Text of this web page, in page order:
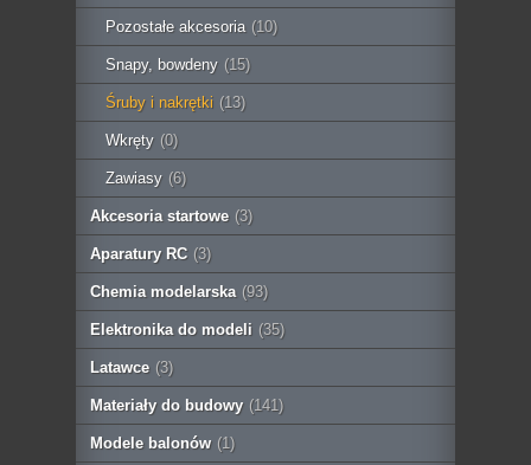
Pozostałe akcesoria (10)
Snapy, bowdeny (15)
Śruby i nakrętki (13)
Wkręty (0)
Zawiasy (6)
Akcesoria startowe (3)
Aparatury RC (3)
Chemia modelarska (93)
Elektronika do modeli (35)
Latawce (3)
Materiały do budowy (141)
Modele balonów (1)